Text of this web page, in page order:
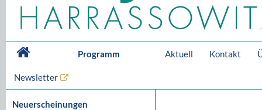
Programm Aktuell Kontakt
Newsletter
Neuerscheinungen